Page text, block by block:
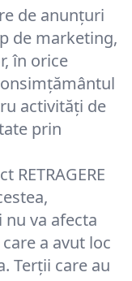
de anunțuri
de marketing,
în orice
activități de
prin
va afecta
a avut loc
Terții care au